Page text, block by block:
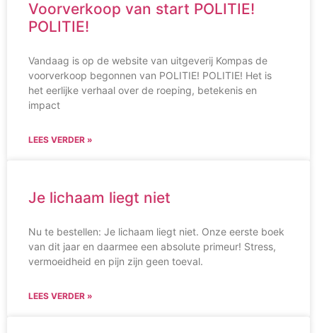
Voorverkoop van start POLITIE!
POLITIE!
Vandaag is op de website van uitgeverij Kompas de
voorverkoop begonnen van POLITIE! POLITIE! Het is
het eerlijke verhaal over de roeping, betekenis en
impact
LEES VERDER »
Je lichaam liegt niet
Nu te bestellen: Je lichaam liegt niet. Onze eerste boek
van dit jaar en daarmee een absolute primeur! Stress,
vermoeidheid en pijn zijn geen toeval.
LEES VERDER »